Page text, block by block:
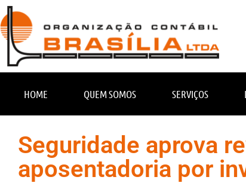
HOME QUEM SOMOS SERVIÇOS
Seguridade aprova
aposentadoria por